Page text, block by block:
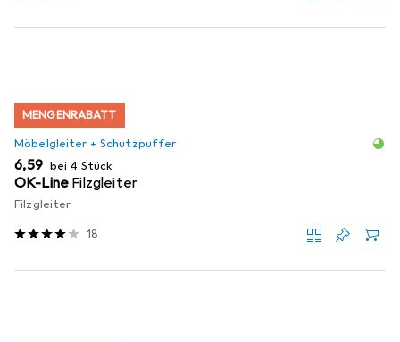
MENGENRABATT
Möbelgleiter + Schutzpuffer
EUR
6,59 bei 4 Stück
OK-Line Filzgleiter
Filzgleiter
18